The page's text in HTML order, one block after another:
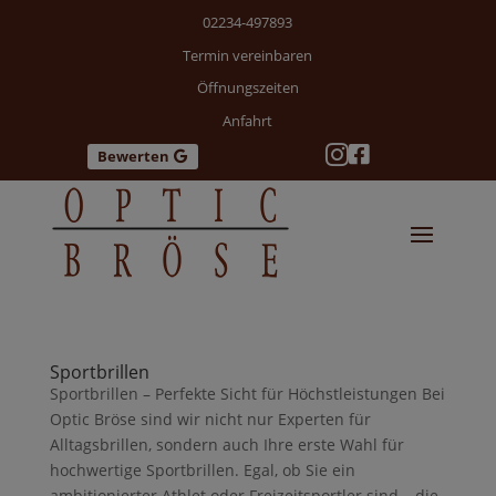
02234-497893
Termin vereinbaren
Öffnungszeiten
Anfahrt
Bewerten
 
Sportbrillen
Sportbrillen – Perfekte Sicht für Höchstleistungen Bei
Optic Bröse sind wir nicht nur Experten für
Alltagsbrillen, sondern auch Ihre erste Wahl für
hochwertige Sportbrillen. Egal, ob Sie ein